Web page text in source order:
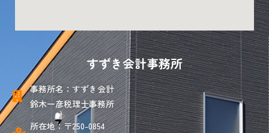
すずき会計事務所
事務所名：すずき会計
鈴木一彦税理士事務所
所在地：〒250-0854